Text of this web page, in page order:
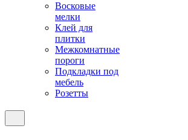
Восковые
мелки
Клей для
плитки
Межкомнатные
пороги
Подкладки под
мебель
Розетты